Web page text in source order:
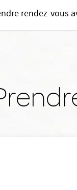
rendez-vous